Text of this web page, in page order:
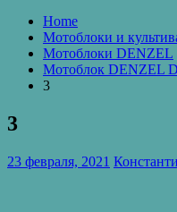
Home
Мотоблоки и
Мотоблоки DENZEL
Мотоблок DENZEL
3
3
23 февраля, 2021